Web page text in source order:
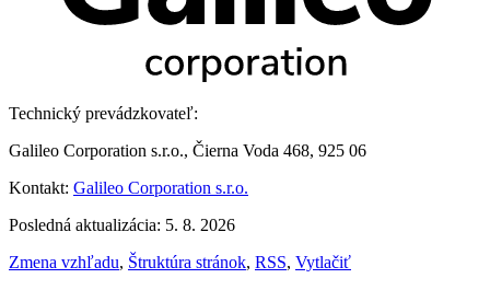
Technický prevádzkovateľ:
Galileo Corporation s.r.o., Čierna Voda 468, 925 06
Kontakt: Galileo Corporation s.r.o.
Posledná aktualizácia: 5. 8. 2026
Zmena vzhľadu, Štruktúra stránok, RSS, Vytlačiť